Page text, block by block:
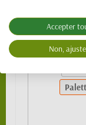
1/4
1/2 palette
Accepter
Non,